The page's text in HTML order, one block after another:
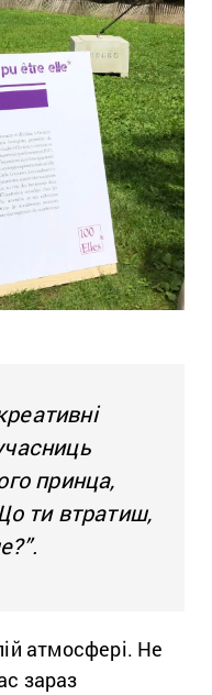
принца,
ти втратиш,
атмосфері. Не
зараз